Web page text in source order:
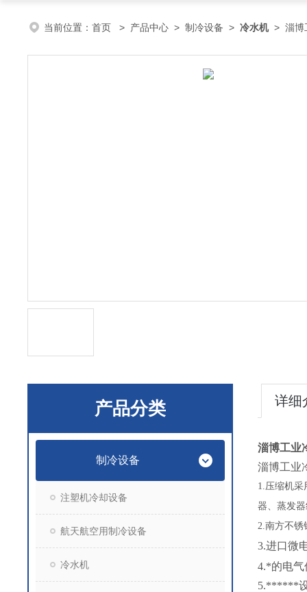
当前位置： 首页 > 产品中心 > 制冷设备 > 冷水机> 淄博
产品分类
制冷设备
注塑机冷却设备
航天航空用制冷设备
冷水机
详细
淄博工业
淄博工业
1.压缩机采
器、蒸发
2.南方不锈
3.进口微
4.*的电气
5.******